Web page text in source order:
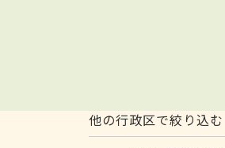
他の行政区で絞り込む